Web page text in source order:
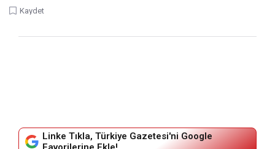
Kaydet
Linke Tıkla, Türkiye Gazetesi'ni Google